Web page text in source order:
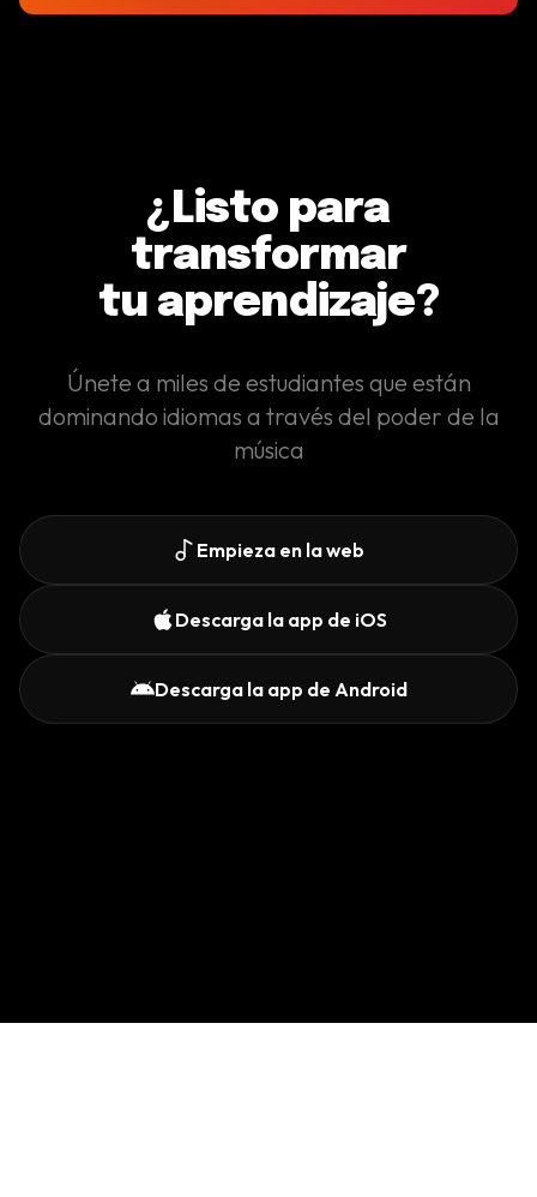
¿Listo para
transformar
tu aprendizaje?
Únete a miles de estudiantes que están
dominando idiomas a través del poder de la
música
Empieza en la web
Descarga la app de iOS
Descarga la app de Android